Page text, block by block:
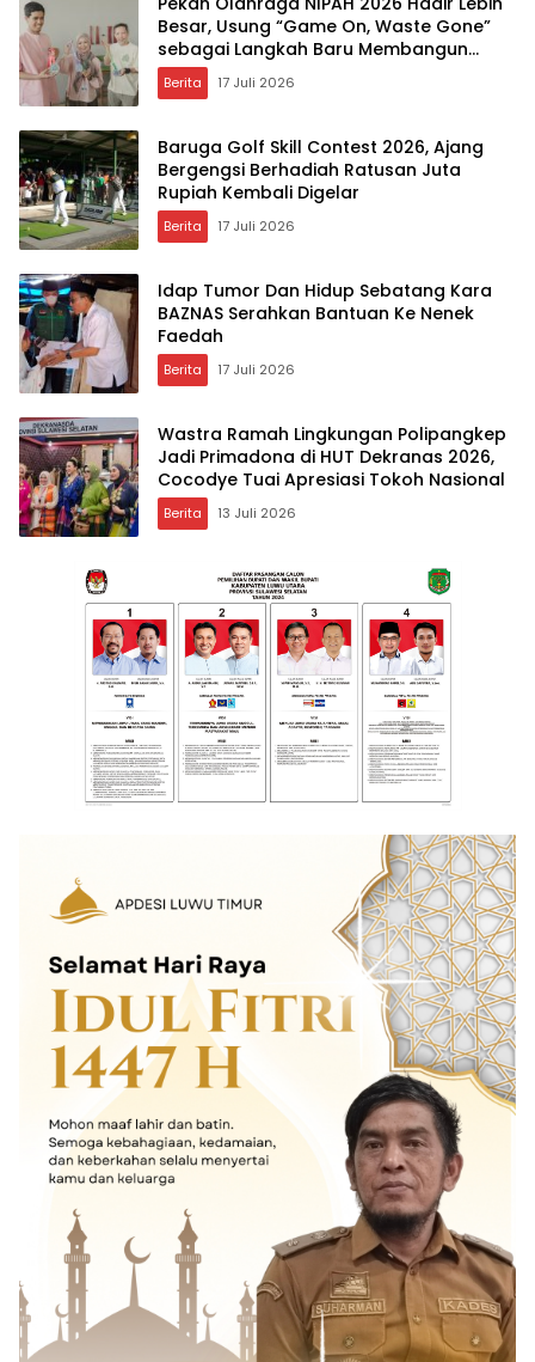
Besar, Usung “Game On, Waste Gone”
sebagai Langkah Baru Membangun
Ekosistem Olahraga dan Keberlanjutan
Berita 17 Juli 2026
Baruga Golf Skill Contest 2026, Ajang
Bergengsi Berhadiah Ratusan Juta
Rupiah Kembali Digelar
Berita 17 Juli 2026
Idap Tumor Dan Hidup Sebatang Kara
BAZNAS Serahkan Bantuan Ke Nenek
Faedah
Berita 17 Juli 2026
Wastra Ramah Lingkungan Polipangkep
Jadi Primadona di HUT Dekranas 2026,
Cocodye Tuai Apresiasi Tokoh Nasional
Berita 13 Juli 2026